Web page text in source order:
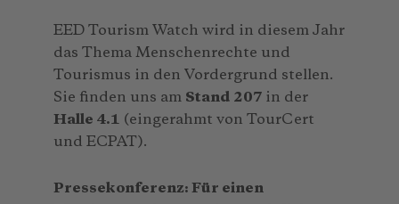
EED Tourism Watch wird in diesem Jahr
das Thema Menschenrechte und
Tourismus in den Vordergrund stellen.
Sie finden uns am Stand 207 in der
Halle 4.1 (eingerahmt von TourCert
und ECPAT).
Pressekonferenz: Für einen